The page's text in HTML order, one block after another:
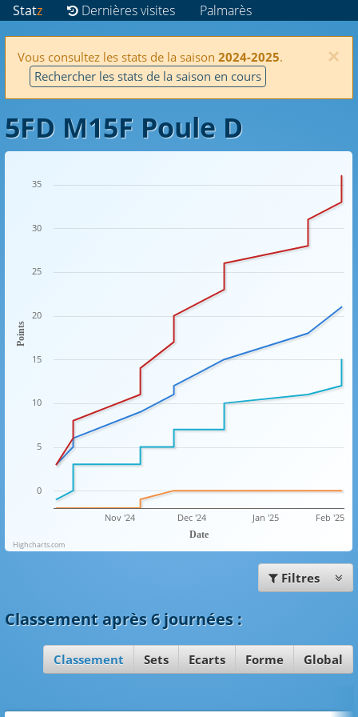
Statz Dernières visites Palmarès
×
Vous consultez les stats de la saison 2024-2025.
Rechercher les stats de la saison en cours
5FD M15F Poule D
Date
Points
Nov '24 Dec '24 Jan '25 Feb '25
0
5
10
15
20
25
30
35
Highcharts.com
Filtres
Classement après 6 journées:
Classement Sets Ecarts Forme Global